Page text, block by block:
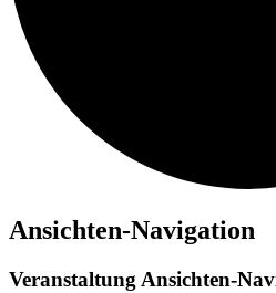
Ansichten-Navigation
Veranstaltung Ansichten-